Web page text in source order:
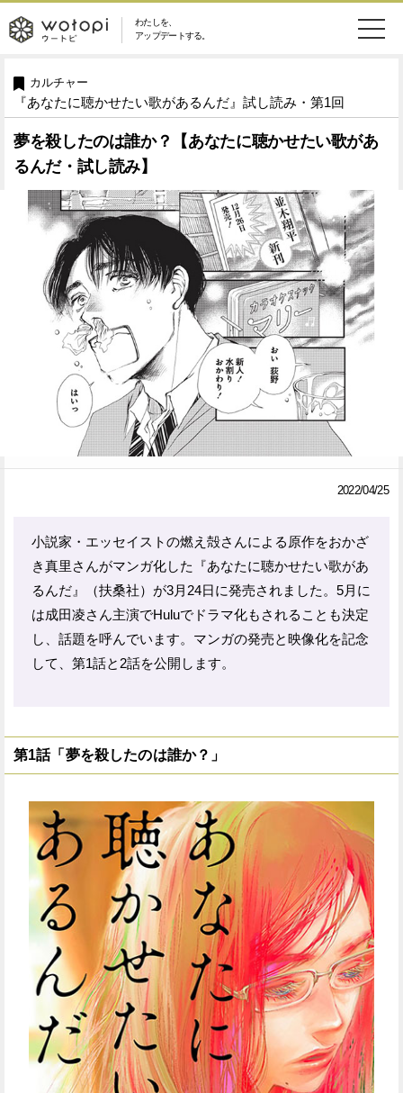
わたしを、
アップデートする。
wotopi
-
ウ
ー
ト
ピ
メ
ュ
ー
恋愛・結婚
美容・コスメ 妊娠・出産
健康
ライフスタイル ファッション
ソーシャル SDGs
アイテム
ウートピとは？
Facebook
ェ
ア
る
Twitter
ェ
ア
る
カルチャー
『あなたに聴かせたい歌があるんだ』試し読み・第1回
夢を殺したのは誰か？【あなたに聴かせたい歌があ
るんだ・試し読み】
2022/04/25
小説家・エッセイストの燃え殻さんによる原作をおかざ
き真里さんがマンガ化した『あなたに聴かせたい歌があ
るんだ』（扶桑社）が3月24日に発売されました。5月に
は成田凌さん主演でHuluでドラマ化もされることも決定
し、話題を呼んでいます。マンガの発売と映像化を記念
して、第1話と2話を公開します。
第1話「夢を殺したのは誰か？」